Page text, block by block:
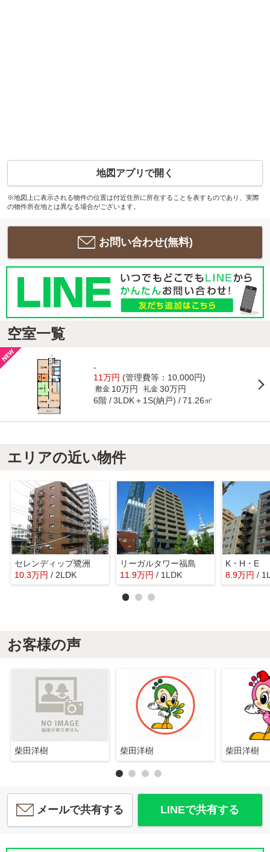
地図アプリで開く
※地図上に表示される物件の位置は付近住所に所在することを表すものであり、実際
の物件所在地とは異なる場合がございます。
お問い合わせ(無料)
空室一覧
-
11万円 (管理費等：10,000円)
敷金 10万円 礼金 30万円
6階 3LDK＋1S(納戸) 71.26㎡
エリアの近い物件
セレンディップ鷺洲
10.3万円 / 2LDK
リーガルタワー福島
11.9万円 / 1LDK
K・H・E
8.9万円 /
お客様の声
柴田洋樹 柴田洋樹 柴田洋樹
メールで共有する LINEで共有する